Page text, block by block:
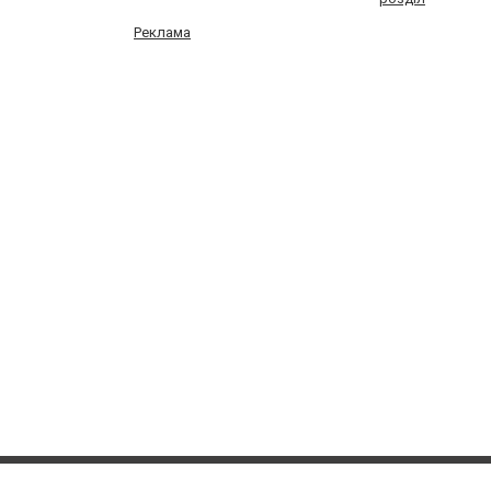
Реклама